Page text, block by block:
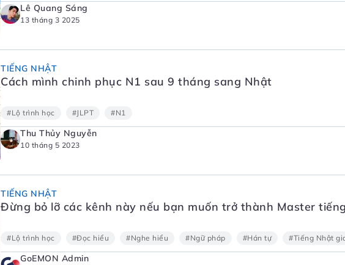
Lê Quang Sáng
13 tháng 3 2025
TIẾNG NHẬT
Cách mình chinh phục N1 sau 9 tháng sang Nhật
#Lộ trình học #JLPT #N1
Thu Thủy Nguyễn
10 tháng 5 2023
TIẾNG NHẬT
Đừng bỏ lỡ các kênh này nếu bạn muốn trở thành Master
#Lộ trình học #Đọc hiểu #Nghe hiểu #Ngữ pháp #Hán tự #Tiếng Nhật
GoEMON Admin